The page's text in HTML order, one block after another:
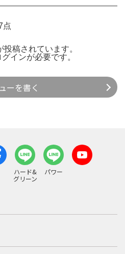
点
稿されています。
グインが必要です。
ーを書く
ハード&
グリーン
パワー